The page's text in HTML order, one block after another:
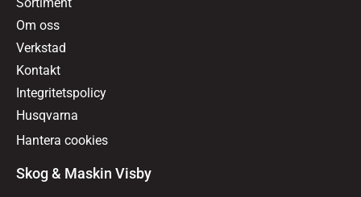
Om oss
Verkstad
Kontakt
Integritetspolicy
Husqvarna
Hantera cookies
Skog & Maskin Visby